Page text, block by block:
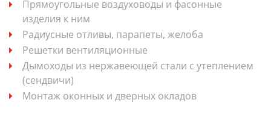
Прямоугольные воздуховоды и фасонные
изделия к ним
Радиусные отливы, парапеты, желоба
Решетки вентиляционные
Дымоходы из нержавеющей стали с утеплением
(сендвичи)
Монтаж оконных и дверных окладов